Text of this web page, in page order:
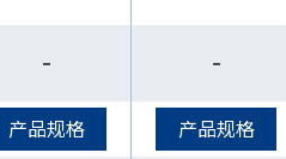
- -
产品规格 产品规格